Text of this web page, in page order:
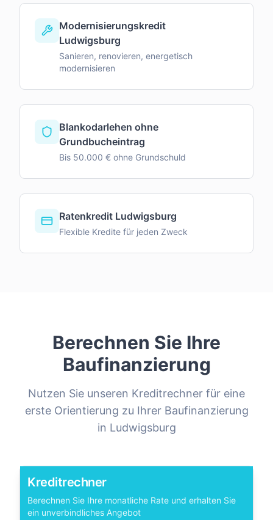
Modernisierungskredit
Ludwigsburg
Sanieren, renovieren, energetisch
modernisieren
Blankodarlehen ohne
Grundbucheintrag
Bis 50.000 € ohne Grundschuld
Ratenkredit Ludwigsburg
Flexible Kredite für jeden Zweck
Berechnen Sie Ihre
Baufinanzierung
Nutzen Sie unseren Kreditrechner für eine
erste Orientierung zu Ihrer Baufinanzierung
in Ludwigsburg
Kreditrechner
Berechnen Sie Ihre monatliche Rate und erhalten Sie
ein unverbindliches Angebot